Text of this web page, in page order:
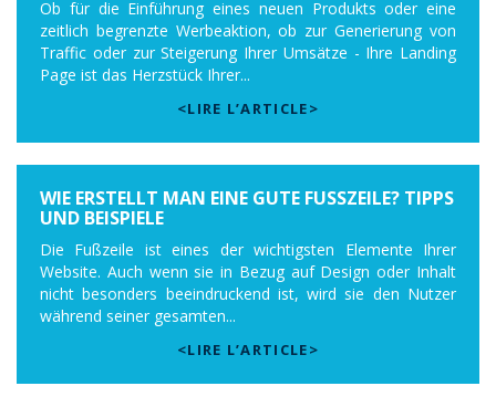
Ob für die Einführung eines neuen Produkts oder eine
zeitlich begrenzte Werbeaktion, ob zur Generierung von
Traffic oder zur Steigerung Ihrer Umsätze - Ihre Landing
Page ist das Herzstück Ihrer...
<LIRE L’ARTICLE>
WIE ERSTELLT MAN EINE GUTE FUSSZEILE? TIPPS U
ND BEISPIELE
Die Fußzeile ist eines der wichtigsten Elemente Ihrer
Website. Auch wenn sie in Bezug auf Design oder Inhalt
nicht besonders beeindruckend ist, wird sie den Nutzer
während seiner gesamten...
<LIRE L’ARTICLE>